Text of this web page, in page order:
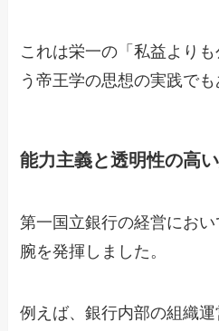
これは栄一の「私益より
う帝王学の思想の実践でも
能力主義と透明性の高
第一国立銀行の経営にお
腕を発揮しました。
例えば、銀行内部の組織